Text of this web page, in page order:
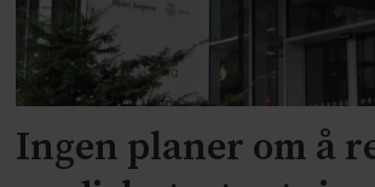
Ingen planer om å